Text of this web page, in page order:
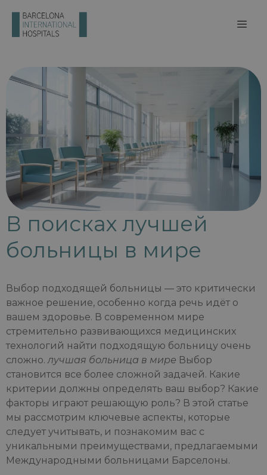
В поисках лучшей
больницы в мире
Выбор подходящей больницы — это критически
важное решение, особенно когда речь идёт о
вашем здоровье. В современном мире
стремительно развивающихся медицинских
технологий найти подходящую больницу очень
сложно. лучшая больница в мире Выбор
становится все более сложной задачей. Какие
критерии должны определять ваш выбор? Какие
факторы играют решающую роль? В этой статье
мы рассмотрим ключевые аспекты, которые
следует учитывать, и познакомим вас с
уникальными преимуществами, предлагаемыми
Международными больницами Барселоны.